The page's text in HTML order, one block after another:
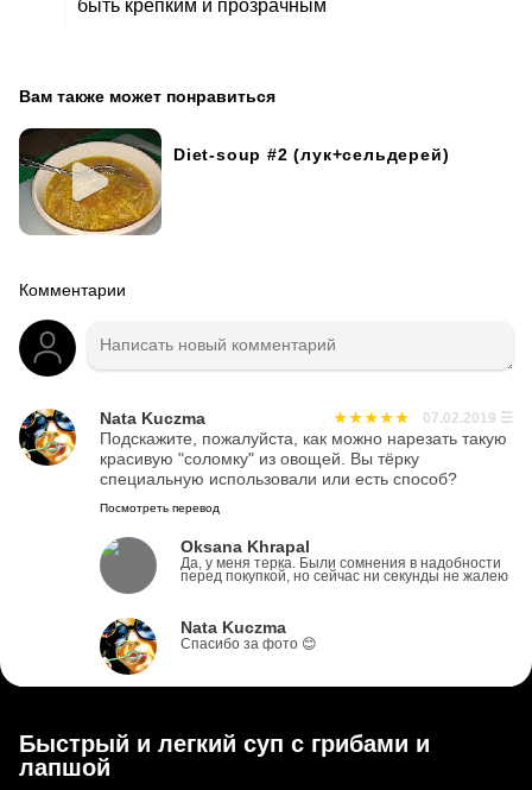
быть крепким и прозрачным
Вам также может понравиться
Diet-soup #2 (лук+сельдерей)
Комментарии
Nata Kuczma 07.02.2019 ☰
Подскажите, пожалуйста, как можно нарезать такую
красивую "соломку" из овощей. Вы тёрку
специальную использовали или есть способ?
Посмотреть перевод
Oksana Khrapal
Да, у меня терка. Были сомнения в надобности
перед покупкой, но сейчас ни секунды не жалею
Nata Kuczma
Спасибо за фото 😊
Быстрый и легкий суп с грибами и
лапшой